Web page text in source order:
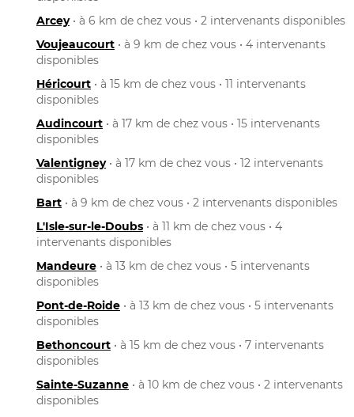
Arcey• à 6 km de chez vous • 2 intervenants disponibles
Voujeaucourt • à 9 km de chez vous • 4 intervenants
disponibles
Héricourt • à 15 km de chez vous • 11 intervenants
disponibles
Audincourt • à 17 km de chez vous • 15 intervenants
disponibles
Valentigney• à 17 km de chez vous • 12 intervenants
disponibles
Bart • à 9 km de chez vous • 2 intervenants disponibles
L'Isle-sur-le-Doubs • à 11 km de chez vous • 4
intervenants disponibles
Mandeure • à 13 km de chez vous • 5 intervenants
disponibles
Pont-de-Roide • à 13 km de chez vous • 5 intervenants
disponibles
Bethoncourt • à 15 km de chez vous • 7 intervenants
disponibles
Sainte-Suzanne • à 10 km de chez vous • 2 intervenants
disponibles